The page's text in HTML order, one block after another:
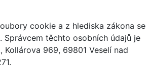
cookie a z hlediska zákona se
Správcem těchto osobních údajů je
Kollárova 969, 69801 Veselí nad